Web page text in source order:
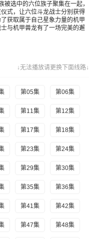
选中的六位族子聚集在一起，
式，让六位斗龙战士分别获得
获取属于自己星象力量的机甲
与机甲兽龙有了一场完美的邂
↓无法播放请更换下面线路↓
第05集 第06集
第11集 第12集
第17集 第18集
第23集 第24集
第29集 第30集
第35集 第36集
第41集 第42集
第47集 第48集